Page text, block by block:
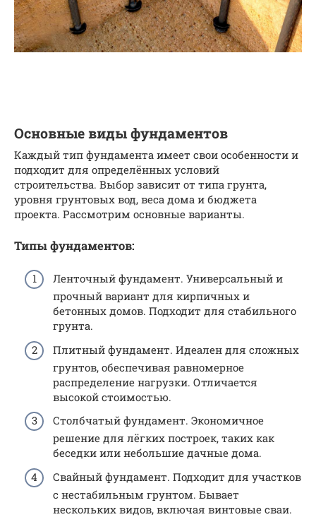
Основные виды фундаментов
Каждый тип фундамента имеет свои особенности и
подходит для определённых условий
строительства. Выбор зависит от типа грунта,
уровня грунтовых вод, веса дома и бюджета
проекта. Рассмотрим основные варианты.
Типы фундаментов:
Ленточный фундамент. Универсальный и
прочный вариант для кирпичных и
бетонных домов. Подходит для стабильного
грунта.
Плитный фундамент. Идеален для сложных
грунтов, обеспечивая равномерное
распределение нагрузки. Отличается
высокой стоимостью.
Столбчатый фундамент. Экономичное
решение для лёгких построек, таких как
беседки или небольшие дачные дома.
Свайный фундамент. Подходит для участков
с нестабильным грунтом. Бывает
нескольких видов, включая винтовые сваи.